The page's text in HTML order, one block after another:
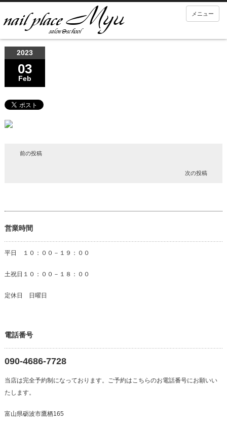
メニュー
2023
03
Feb
前の投稿
次の投稿
営業時間
平日 １０：００－１９：００
土祝日１０：００－１８：００
定休日 日曜日
電話番号
090-4686-7728
当店は完全予約制になっております。ご予約はこちらのお電話番号にお願いい
たします。
富山県砺波市鷹栖165